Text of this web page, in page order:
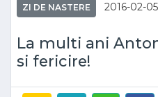
ZI DE NASTERE 2016-02-05
La multi ani
si fericire!